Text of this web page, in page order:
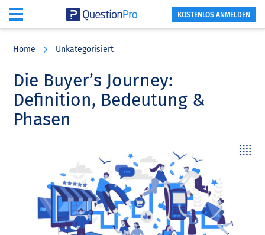
content
sidebar
KOSTENLOS ANMELDEN
Home Unkategorisiert
Die Buyer’s Journey:
Definition, Bedeutung &
Phasen